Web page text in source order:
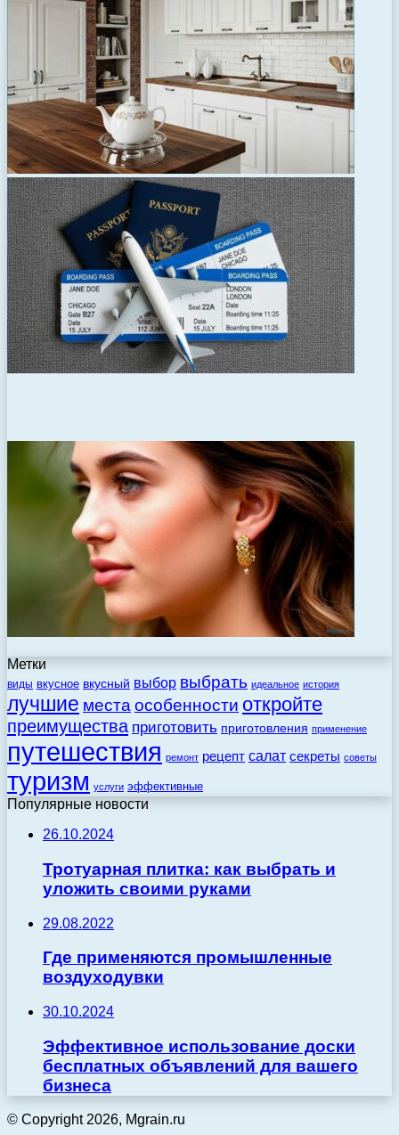
Метки
виды вкусное вкусный выбор выбрать идеальное история
лучшие места особенности откройте
преимущества приготовить приготовления применение
путешествия ремонт рецепт салат секреты советы
туризм услуги эффективные
Популярные новости
26.10.2024
Тротуарная плитка: как выбрать и
уложить своими руками
29.08.2022
Где применяются промышленные
воздуходувки
30.10.2024
Эффективное использование доски
бесплатных объявлений для вашего
бизнеса
© Copyright 2026, Mgrain.ru